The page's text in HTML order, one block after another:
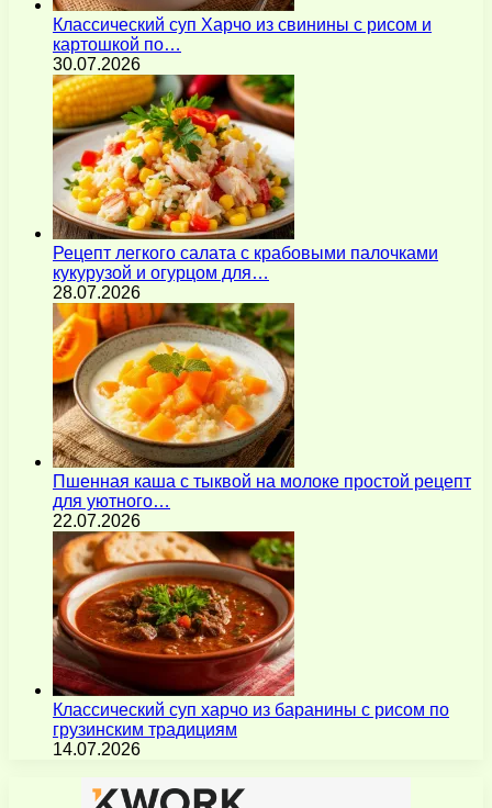
Классический суп Харчо из свинины с рисом и
картошкой по…
30.07.2026
Рецепт легкого салата с крабовыми палочками
кукурузой и огурцом для…
28.07.2026
Пшенная каша с тыквой на молоке простой рецепт
для уютного…
22.07.2026
Классический суп харчо из баранины с рисом по
грузинским традициям
14.07.2026